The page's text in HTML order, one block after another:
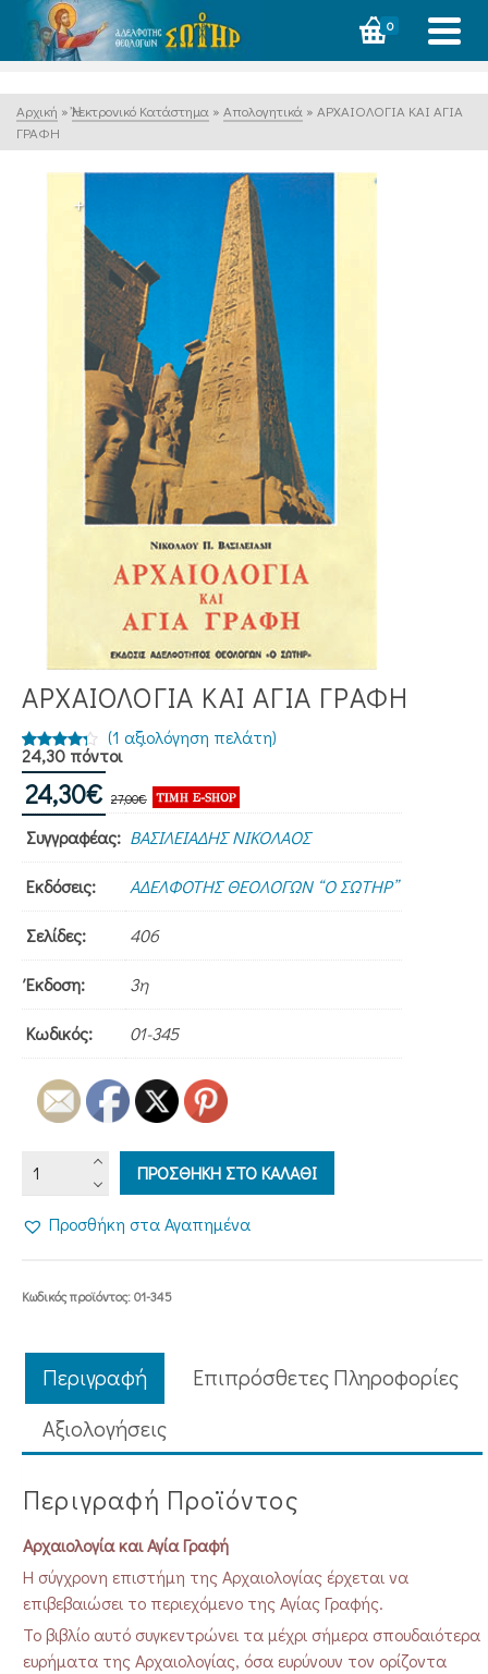
0
Αρχική » Ἠλεκτρονικό Κατάστημα » Απολογητικά » ΑΡΧΑΙΟΛΟΓΙΑ ΚΑΙ ΑΓΙΑ
ΓΡΑΦΗ
ΑΡΧΑΙΟΛΟΓΙΑ ΚΑΙ ΑΓΙΑ ΓΡΑΦΗ
με 4.00
από 5 με
βάση
1
βαθμολογία
πελάτη
(1 αξιολόγηση πελάτη)
24,30 πόντοι
27,00€ Original
price
was:
27,00€.
24,30€ Η
τρέχουσα
τιμή
είναι:
24,30€.
Συγγραφέας: ΒΑΣΙΛΕΙΑΔΗΣ ΝΙΚΟΛΑΟΣ
Εκδόσεις: ΑΔΕΛΦΟΤΗΣ ΘΕΟΛΟΓΩΝ “Ο ΣΩΤΗΡ”
Σελίδες: 406
Έκδοση: 3η
Κωδικός: 01-345
ΑΡΧΑΙΟΛΟΓΙΑ
ΑΓΙΑ
ΠΡΟΣΘΗΚΗ ΣΤΟ ΚΑΛΑΘΙ
Προσθήκη στα Αγαπημένα
Κωδικός προϊόντος:01-345
Περιγραφή
Επιπρόσθετες Πληροφορίες
Aξιολογήσεις
Περιγραφή Προϊόντος
Αρχαιολογία και Αγία Γραφή
Η σύγχρονη επιστήμη της Αρχαιολογίας έρχεται να
επιβεβαιώσει το περιεχόμενο της Αγίας Γραφής.
Το βιβλίο αυτό συγκεντρώνει τα μέχρι σήμερα σπουδαιότερα
ευρήματα της Αρχαιολογίας, όσα ευρύνουν τον ορίζοντα